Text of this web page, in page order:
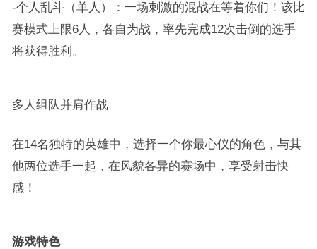
-个人乱斗（单人）：一场刺激的混战在等着你们！该比
赛模式上限6人，各自为战，率先完成12次击倒的选手
将获得胜利。
多人组队并肩作战
在14名独特的英雄中，选择一个你最心仪的角色，与其
他两位选手一起，在风貌各异的赛场中，享受射击快
感！
游戏特色